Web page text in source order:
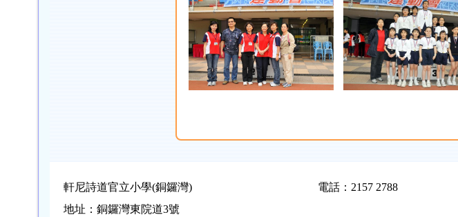
軒尼詩道官立小學(銅鑼灣) 電話：2157 2788
地址：銅鑼灣東院道3號